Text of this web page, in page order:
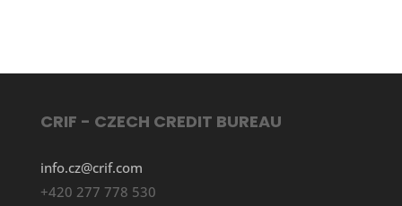
CRIF - CZECH CREDIT BUREAU
info.cz@crif.com
+420 277 778 530